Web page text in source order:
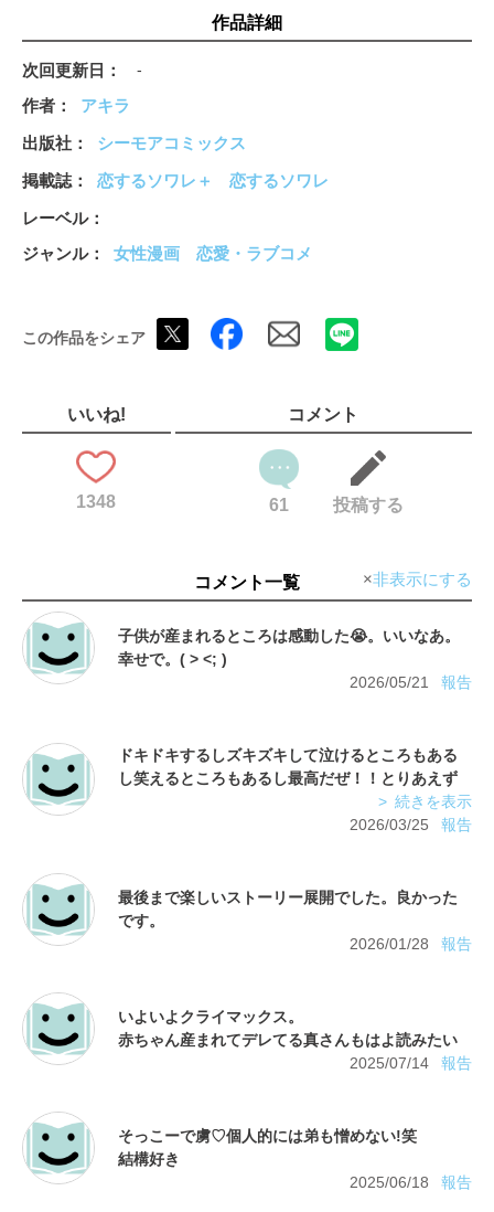
現実と向き合い打ちひしがれる奏音の前に現れた金持ちイケメン
の城咲さん。彼はおとぎ話の王子様か、それとも…？夢を見たく
ても年の功が邪魔をする。シンデレラストーリーなんかあり得な
ソワレ＋】
作品詳細
次回更新日 -
作者
アキラ
出版社
シーモアコミックス
掲載誌
恋するソワレ＋
恋するソワレ
レーベル
ジャンル
女性漫画 恋愛・ラブコメ
この作品をシェア
いいね!
1348
コメント
61 投稿する
コメント一覧 非表示にする
子供が産まれるところは感動した😭。いいなあ。
2026/05/21
報告
ドキドキするしズキズキして泣けるところもある
し笑えるところもあるし最高だぜ！！とりあえず
続きを表示
2026/03/25
報告
最後まで楽しいストーリー展開でした。良かった
2026/01/28
報告
いよいよクライマックス。
2025/07/14
報告
そっこーで虜♡個人的には弟も憎めない!笑
2025/06/18
報告